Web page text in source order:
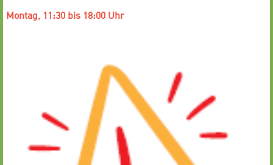
Montag, 11:30 bis 18:00 Uhr